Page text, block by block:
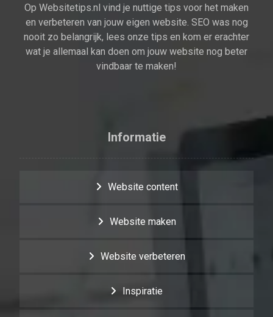
Op Websitetips.nl vind je nuttige tips voor het maken
en verbeteren van jouw eigen website. SEO was nog
nooit zo belangrijk, lees onze tips en kom er erachter
wat je allemaal kan doen om jouw website nog beter
vindbaar te maken!
Informatie
Website content
Website maken
Website verbeteren
Inspiratie